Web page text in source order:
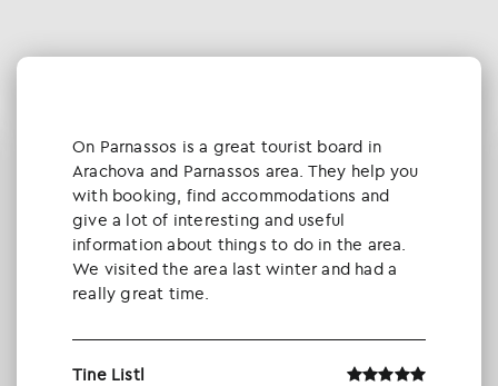
Οn Parnassos is a great tourist board in
Arachova and Parnassos area. They help you
with booking, find accommodations and
give a lot of interesting and useful
information about things to do in the area.
We visited the area last winter and had a
really great time.
Tine Listl